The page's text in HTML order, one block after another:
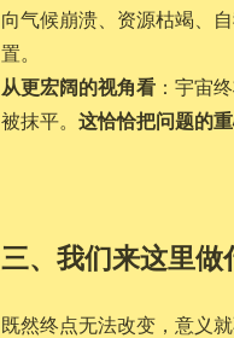
向气候崩溃、资源枯竭、
置。
从更宏阔的视角看：宇宙
被抹平。 这恰恰把问题的
三、我们来这里做
既然终点无法改变，意义